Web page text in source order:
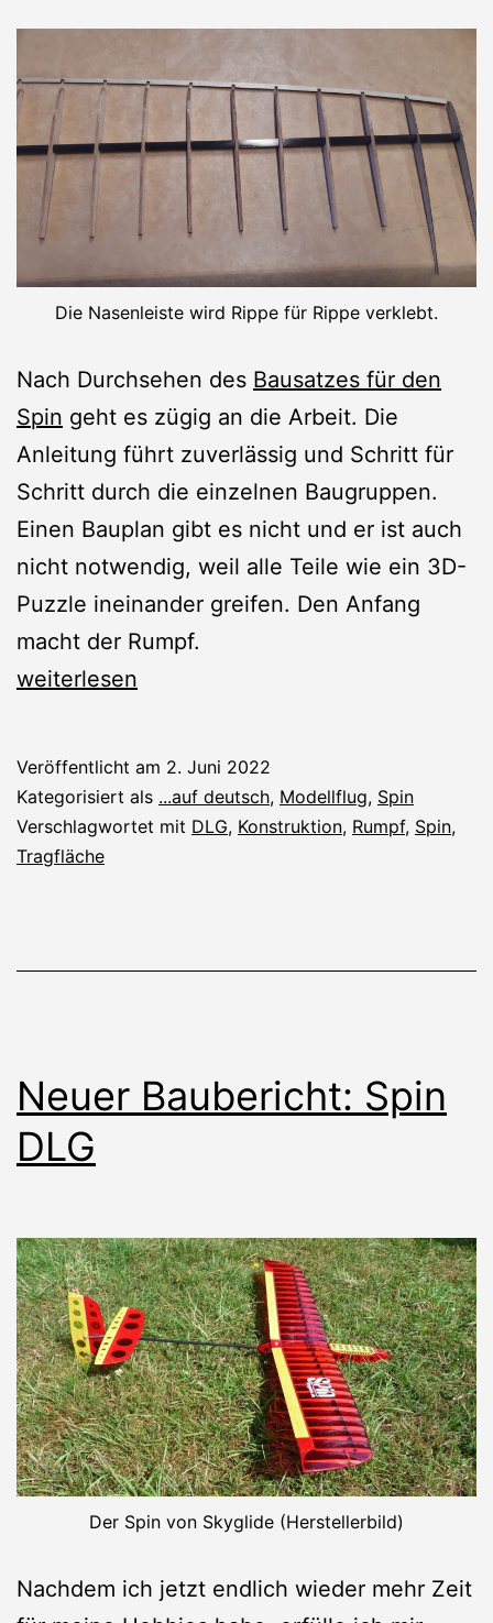
Die Nasenleiste wird Rippe für Rippe verklebt.
Nach Durchsehen des Bausatzes für den
Spin geht es zügig an die Arbeit. Die
Anleitung führt zuverlässig und Schritt für
Schritt durch die einzelnen Baugruppen.
Einen Bauplan gibt es nicht und er ist auch
nicht notwendig, weil alle Teile wie ein 3D-
Puzzle ineinander greifen. Den Anfang
macht der Rumpf.
Spin:
Tragfläche
weiterlesen
Veröffentlicht am 2. Juni 2022
Kategorisiert als ...auf deutsch, Modellflug, Spin
Verschlagwortet mit DLG, Konstruktion, Rumpf, Spin,
Tragfläche
Neuer Baubericht: Spin
DLG
Der Spin von Skyglide (Herstellerbild)
Nachdem ich jetzt endlich wieder mehr Zeit